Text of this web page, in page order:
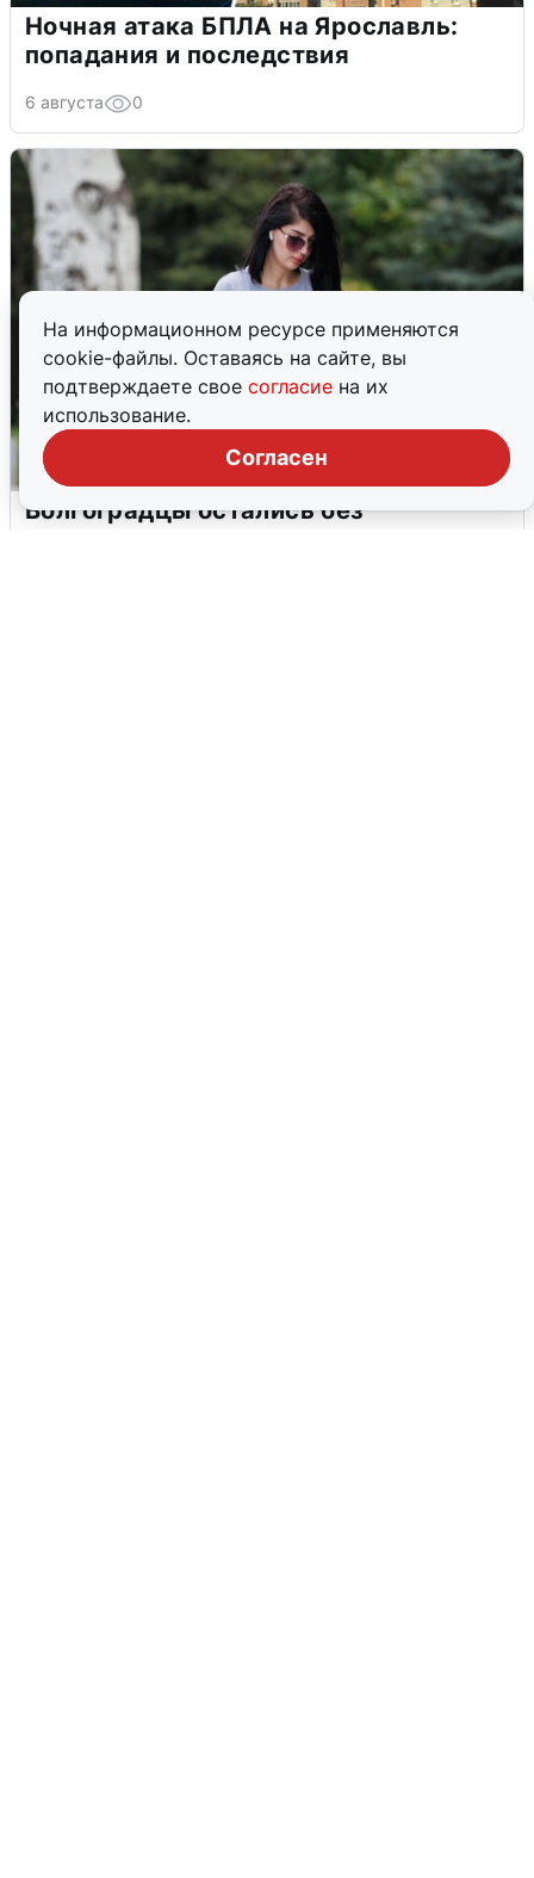
На информационном ресурсе применяются
cookie-файлы. Оставаясь на сайте, вы
подтверждаете свое согласие на их
использование.
Согласен
Ночная атака БПЛА на Ярославль:
попадания и последствия
6 августа 0
Волгоградцы остались без